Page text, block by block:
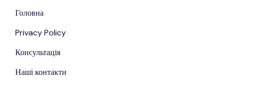
Головна
Privacy Policy
Консультація
Наші контакти